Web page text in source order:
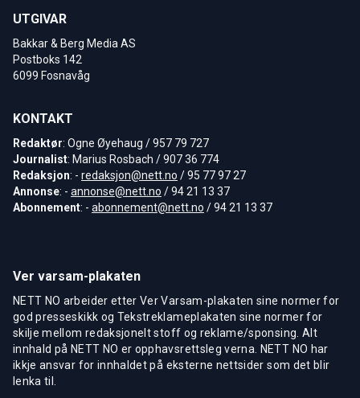
UTGIVAR
Bakkar & Berg Media AS
Postboks 142
6099 Fosnavåg
KONTAKT
Redaktør: Ogne Øyehaug / 957 79 727
Journalist: Marius Rosbach / 907 36 774
Redaksjon: - redaksjon@nett.no / 95 77 97 27
Annonse: - annonse@nett.no / 94 21 13 37
Abonnement: - abonnement@nett.no / 94 21 13 37
Ver varsam-plakaten
NETT NO arbeider etter Ver Varsam-plakaten sine normer for
god presseskikk og Tekstreklameplakaten sine normer for
skilje mellom redaksjonelt stoff og reklame/sponsing. Alt
innhald på NETT NO er opphavsrettsleg verna. NETT NO har
ikkje ansvar for innhaldet på eksterne nettsider som det blir
lenka til.